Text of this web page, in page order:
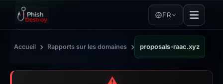
FR
Accueil › Rapports sur les domaines › proposals-raac.xyz